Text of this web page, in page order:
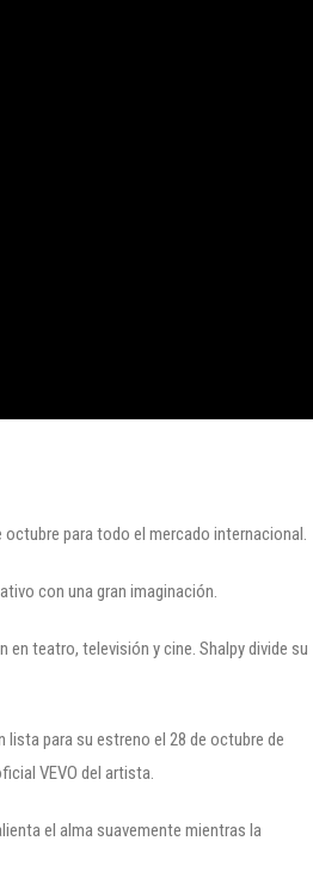
octubre para todo el mercado internacional.
con una gran imaginación.
teatro, televisión y cine. Shalpy divide su
lista para su estreno el 28 de octubre de
VEVO del artista.
el alma suavemente mientras la